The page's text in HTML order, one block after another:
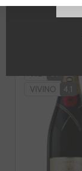
WS
89
VIVINO
4,1